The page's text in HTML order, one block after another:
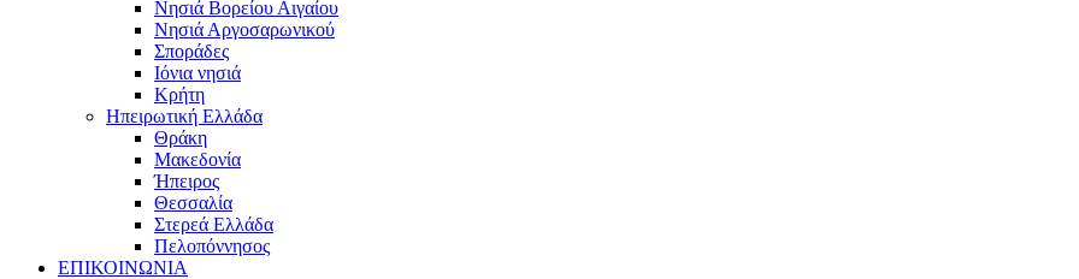
Νησιά Βορείου Αιγαίου
Νησιά Αργοσαρωνικού
Σποράδες
Ιόνια νησιά
Κρήτη
Ηπειρωτική Ελλάδα
Θράκη
Μακεδονία
Ήπειρος
Θεσσαλία
Στερεά Ελλάδα
Πελοπόννησος
ΕΠΙΚΟΙΝΩΝΙΑ